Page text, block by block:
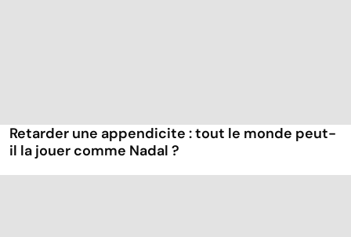
Retarder une appendicite : tout le monde peut-
il la jouer comme Nadal ?